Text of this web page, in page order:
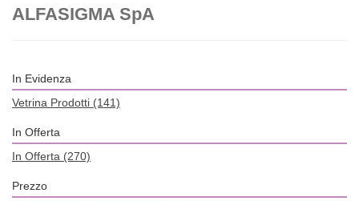
ALFASIGMA SpA
In Evidenza
Vetrina Prodotti (141)
In Offerta
In Offerta (270)
Prezzo